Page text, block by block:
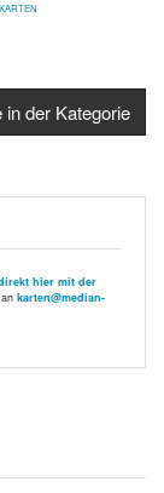
hier mit der
karten@median-